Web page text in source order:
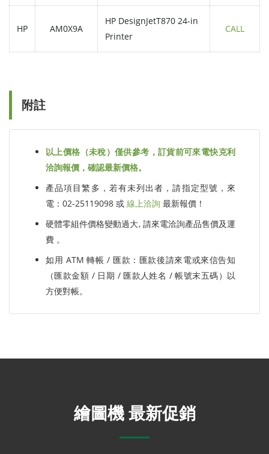
HP AM0X9A
HP DesignJetT870 24-in
Printer
CALL
附註
以上價格（未稅）僅供參考，訂貨前可來電快克利
洽詢報價，確認最新價格。
產品項目繁多，若有未列出者，請指定型號，來
電：02-25119098 或 線上洽詢 最新報價！
硬體零組件價格變動過大, 請來電洽詢產品售價及運
費 。
如用 ATM 轉帳 / 匯款：匯款後請來電或來信告知
（匯款金額 / 日期 / 匯款人姓名 / 帳號末五碼）以
方便對帳。
繪圖機 最新促銷